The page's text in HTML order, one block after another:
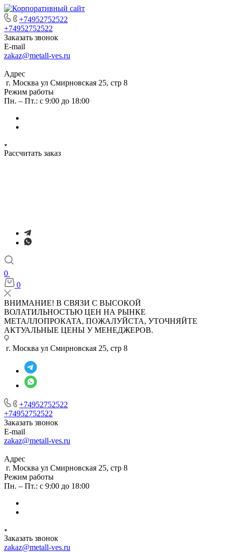
+74952752522
+74952752522
Заказать звонок
E-mail
zakaz@metall-ves.ru
Адрес
г. Москва ул Смирновская 25, стр 8
Режим работы
Пн. – Пт.: с 9:00 до 18:00
Рассчитать заказ
0
0
ВНИМАНИЕ! В СВЯЗИ С ВЫСОКОЙ
ВОЛАТИЛЬНОСТЬЮ ЦЕН НА РЫНКЕ
МЕТАЛЛОПРОКАТА, ПОЖАЛУЙСТА, УТОЧНЯЙТЕ
АКТУАЛЬНЫЕ ЦЕНЫ У МЕНЕДЖЕРОВ.
г. Москва ул Смирновская 25, стр 8
+74952752522
+74952752522
Заказать звонок
E-mail
zakaz@metall-ves.ru
Адрес
г. Москва ул Смирновская 25, стр 8
Режим работы
Пн. – Пт.: с 9:00 до 18:00
Заказать звонок
zakaz@metall-ves.ru